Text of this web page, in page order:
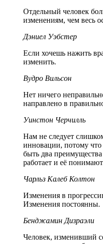
Отдельный человек
изменениям, чем весь
Дэниел Уэбстер
Если хочешь нажить
изменить.
Вудро Вильсон
Нет ничего
направлено в
Уинстон Черчилль
Нам не следует
инновации, потому
быть два
работает и её
Чарльз Калеб Колтон
Изменения в
Изменения постоянны.
Бенджамин Дизраэли
Человек, изменивший